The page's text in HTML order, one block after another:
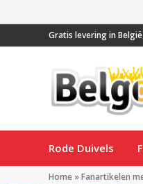
Gratis levering in
Rode Duivels
Home »Fanartikelen